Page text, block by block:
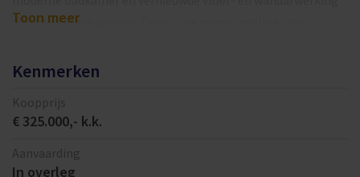
door de gehele woning. Dankzij de ruime indeling, drie
voor starters, stellen en gezinnen.
De lichte woonkamer vormt het gezellige middelpunt van de
woning. De deels open keuken sluit hier naadloos op aan en
vrij uitzicht over het omliggende groen en kun je heerlijk
Toon meer
Kenmerken
Koopprijs
€ 325.000,- k.k.
Aanvaarding
In overleg